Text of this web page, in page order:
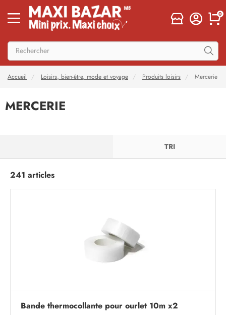
0
Accueil Loisirs, bien-être, mode et voyage Produits loisirs Mercerie
MERCERIE
TRI
Bande thermocollante pour ourlet 10m x2
241 articles